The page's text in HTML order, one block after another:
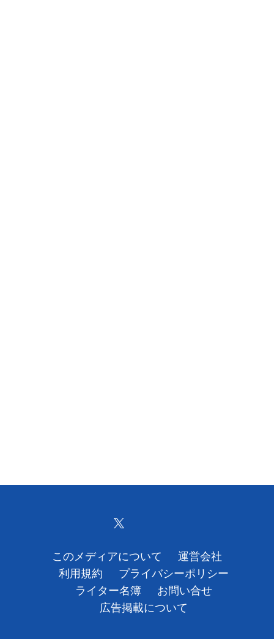
このメディアについて
運営会社
利用規約
プライバシーポリシー
ライター名簿
お問い合せ
広告掲載について